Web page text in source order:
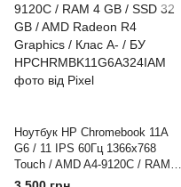
Ноутбук HP Chromebook 11A
G6 / 11 IPS 60Гц 1366x768
Touch / AMD A4-9120C / RAM 4
GB / SSD 32 GB / AMD Radeon